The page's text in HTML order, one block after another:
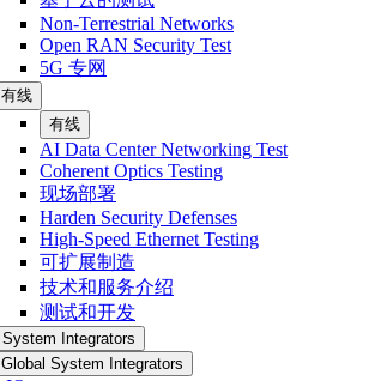
Non-Terrestrial Networks
Open RAN Security Test
5G 专网
有线
有线
AI Data Center Networking Test
Coherent Optics Testing
现场部署
Harden Security Defenses
High-Speed Ethernet Testing
可扩展制造
技术和服务介绍
测试和开发
Integrators
Global System Integrators